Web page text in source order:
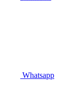
Whatsapp